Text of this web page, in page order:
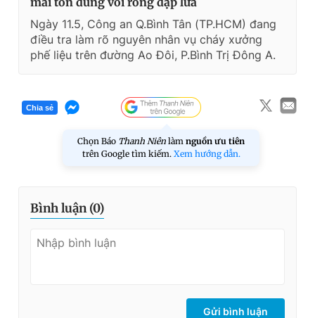
Ngày 11.5, Công an Q.Bình Tân (TP.HCM) đang
điều tra làm rõ nguyên nhân vụ cháy xưởng
phế liệu trên đường Ao Đôi, P.Bình Trị Đông A.
Chia sẻ
Chọn Báo Thanh Niên làm nguồn ưu tiên
trên Google tìm kiếm. Xem hướng dẫn.
Bình luận (0)
Gửi bình luận